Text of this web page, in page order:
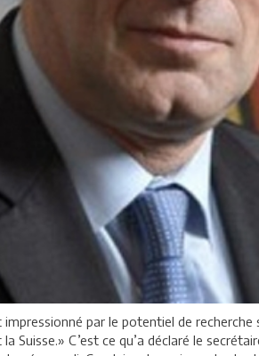
par le potentiel de
C’est ce qu’a déclaré le